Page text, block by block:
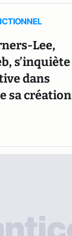
Lee,
s’inquiète
dans
sa création